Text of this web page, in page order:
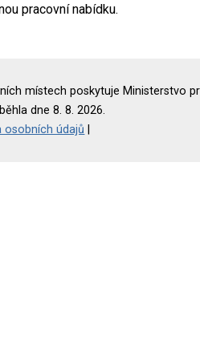
pracovní nabídku.
místech poskytuje Ministerstvo
dne 8. 8. 2026.
osobních údajů